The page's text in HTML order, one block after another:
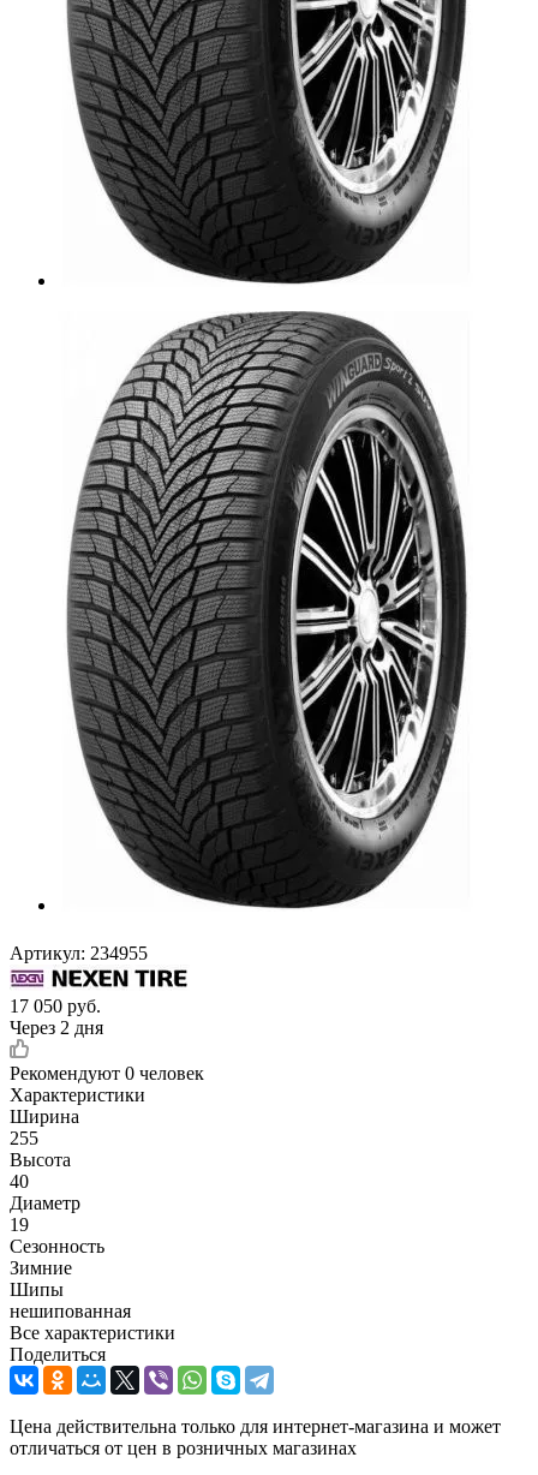
Артикул: 234955
17 050 руб.
Через 2 дня
Рекомендуют 0 человек
Характеристики
Ширина
255
Высота
40
Диаметр
19
Сезонность
Зимние
Шипы
нешипованная
Все характеристики
Поделиться
Цена действительна только для интернет-магазина и может
отличаться от цен в розничных магазинах